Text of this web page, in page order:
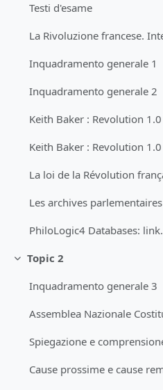
Testi d'esame
Inquadramento generale 1
Inquadramento generale 2
Keith Baker : Revolution 1.0
Keith Baker : Revolution 1.0
PhiloLogic4 Databases: link.
Minimizza
Topic 2
Inquadramento generale 3